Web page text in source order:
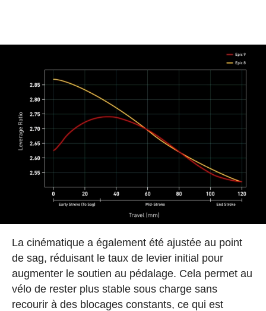
La cinématique a également été ajustée au point
de sag, réduisant le taux de levier initial pour
augmenter le soutien au pédalage. Cela permet au
vélo de rester plus stable sous charge sans
recourir à des blocages constants, ce qui est